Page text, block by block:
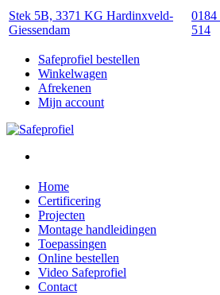
Stek 5B, 3371 KG Hardinxveld-
Giessendam
0184
514
Safeprofiel bestellen
Winkelwagen
Afrekenen
Mijn account
Home
Certificering
Projecten
Montage handleidingen
Toepassingen
Online bestellen
Video Safeprofiel
Contact